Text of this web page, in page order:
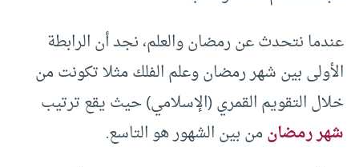
عندما نتحدث عن رمضان والعلم، نجد أن الرابطة
الأولى بين شهر رمضان وعلم الفلك مثلا تكونت من
خلال التقويم القمري (الإسلامي) حيث يقع ترتيب
شهر رمضانمن بين الشهور هو التاسع.